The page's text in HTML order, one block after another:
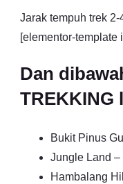
Jarak tempuh trek
[elementor-template
Dan
TREKKING
Bukit Pinus
Jungle Land
Hambalang